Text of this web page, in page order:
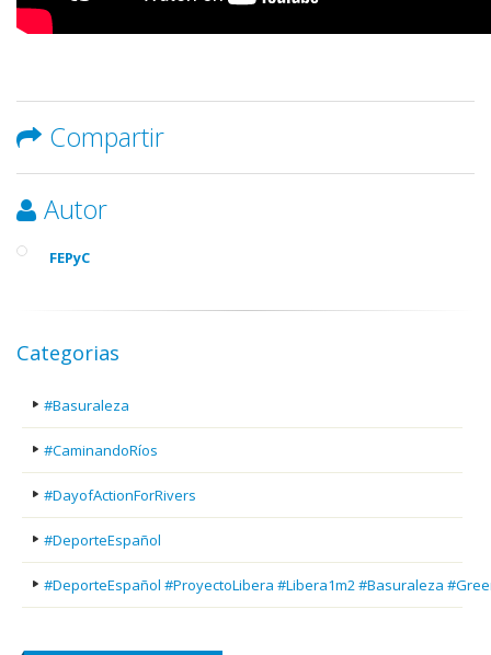
Compartir
Autor
FEPyC
Categorias
#Basuraleza
#CaminandoRíos
#DayofActionForRivers
#DeporteEspañol
#DeporteEspañol #ProyectoLibera #Libera1m2 #Basuraleza